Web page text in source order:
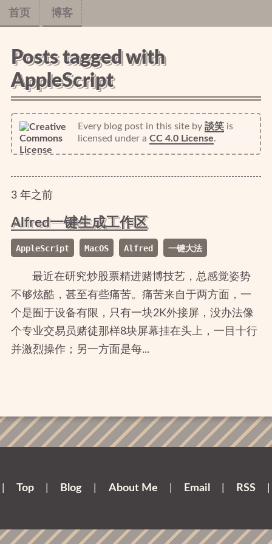
首页 博客
Posts tagged with
AppleScript
Every blog post in this siteby 談笑is
licensed under a CC 4.0 License.
3年之前
Alfred一键生成工作区
AppleScript MacOS Alfred 一键大法
最近在研究炒股票精进赌博技艺，总感觉姿势
不够炫酷，甚至有些痛苦。痛苦来自于两方面，一
个是囿于设备有限，只有一块2K外接屏，没办法像
个专业交易员赌徒那样8块屏幕挂在头上，一目十行
并激烈操作；另一方面是每...
Top Blog About Me Email RSS